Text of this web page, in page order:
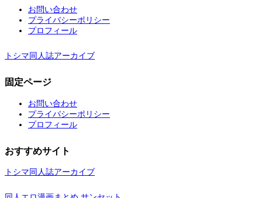
お問い合わせ
プライバシーポリシー
プロフィール
トシマ同人誌アーカイブ
固定ページ
お問い合わせ
プライバシーポリシー
プロフィール
おすすめサイト
トシマ同人誌アーカイブ